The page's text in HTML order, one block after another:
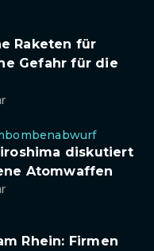
Raketen für
Gefahr für die
diskutiert
Atomwaffen
Rhein: Firmen